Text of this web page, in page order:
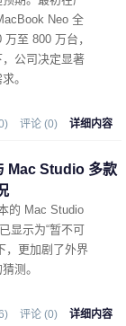
Neo 全
至 800 万台，
公司决定显著
。
评论 (0) 详细内容
Mac Studio 多款
的 Mac Studio
显示为“暂不可
，更加剧了外界
测。
评论 (0) 详细内容